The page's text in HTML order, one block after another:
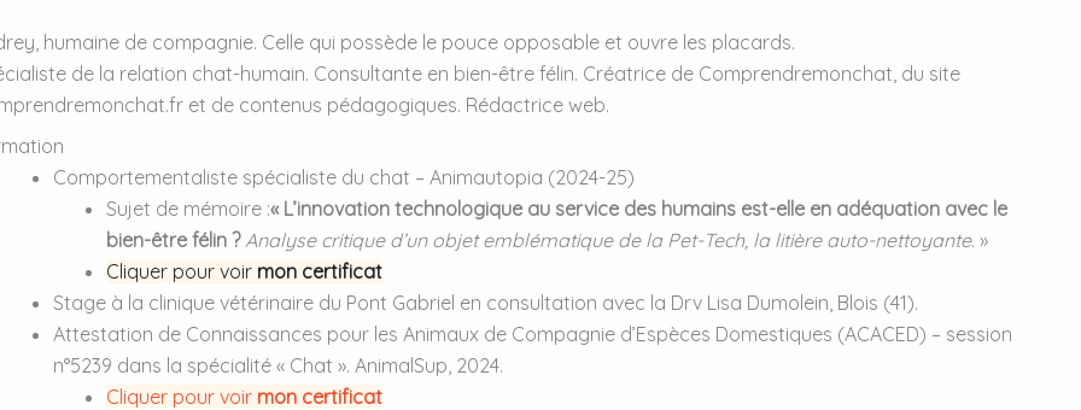
humaine de compagnie. Celle qui possède le pouce opposable et ouvre les placards.
de la relation chat-humain. Consultante en bien-être félin. Créatrice de Comprendremonchat, du site
et de contenus pédagogiques. Rédactrice web.
Comportementaliste spécialiste du chat – Animautopia (2024-25)
Sujet de mémoire :« L’innovation technologique au service des humains est-elle en adéquation avec le
bien-être félin ? Analyse critique d’un objet emblématique de la Pet-Tech, la litière auto-nettoyante. »
Cliquer pour voir mon certificat
Stage à la clinique vétérinaire du Pont Gabriel en consultation avec la Drv Lisa Dumolein, Blois (41).
Attestation de Connaissances pour les Animaux de Compagnie d’Espèces Domestiques (ACACED) – session
n°5239 dans la spécialité « Chat ». AnimalSup, 2024.
Cliquer pour voir mon certificat